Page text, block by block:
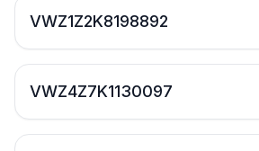
VWZ1Z2K8198892
VWZ4Z7K1130097